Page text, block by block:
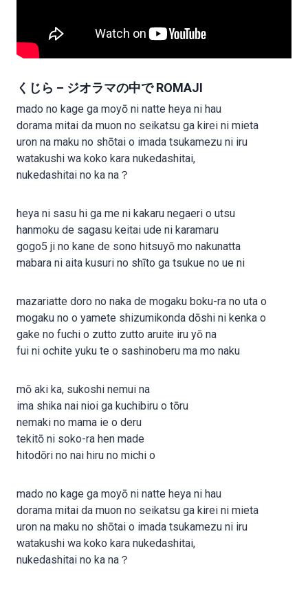
くじら – ジオラマの中で ROMAJI
mado no kage ga moyō ni natte heya ni hau
dorama mitai da muon no seikatsu ga kirei ni mieta
uron na maku no shōtai o imada tsukamezu ni iru
watakushi wa koko kara nukedashitai,
nukedashitai no ka na？
heya ni sasu hi ga me ni kakaru negaeri o utsu
hanmoku de sagasu keitai ude ni karamaru
gogo5 ji no kane de sono hitsuyō mo nakunatta
mabara ni aita kusuri no shīto ga tsukue no ue ni
mazariatte doro no naka de mogaku boku-ra no uta o
mogaku no o yamete shizumikonda dōshi ni kenka o
gake no fuchi o zutto zutto aruite iru yō na
fui ni ochite yuku te o sashinoberu ma mo naku
mō aki ka, sukoshi nemui na
ima shika nai nioi ga kuchibiru o tōru
nemaki no mama ie o deru
tekitō ni soko-ra hen made
hitodōri no nai hiru no michi o
mado no kage ga moyō ni natte heya ni hau
dorama mitai da muon no seikatsu ga kirei ni mieta
uron na maku no shōtai o imada tsukamezu ni iru
watakushi wa koko kara nukedashitai,
nukedashitai no ka na？